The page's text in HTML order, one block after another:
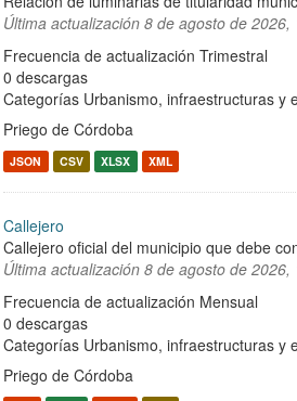
Última actualización 8 de agosto de 2026,
Frecuencia de actualización Trimestral
0 descargas
Categorías Urbanismo, infraestructuras y
Priego de Córdoba
JSON CSV XLSX XML
Callejero
Callejero oficial del municipio que debe
Última actualización 8 de agosto de 2026,
Frecuencia de actualización Mensual
0 descargas
Categorías Urbanismo, infraestructuras y
Priego de Córdoba